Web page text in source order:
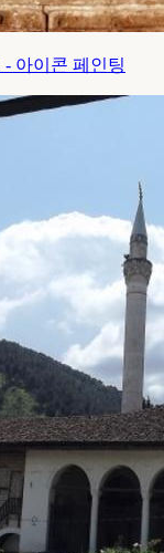
아이콘 페인팅